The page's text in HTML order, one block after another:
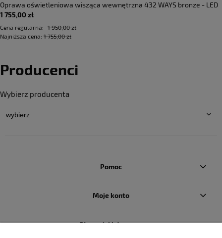
Oprawa oświetleniowa wisząca wewnętrzna 432 WAYS bronze - LED
6,7W 2700K 753lm 220-240V AC ON-OFF IP20 - PANZERI
1 755,00 zł
Cena regularna:
1 950,00 zł
Najniższa cena: 1 755,00 zł
Producenci
Wybierz producenta
Pomoc
Moje konto
Płatności i dostawa